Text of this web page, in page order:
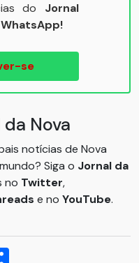
do Jornal
WhatsApp!
se
Nova
notícias de Nova
Siga o Jornal da
no Twitter,
e no YouTube.